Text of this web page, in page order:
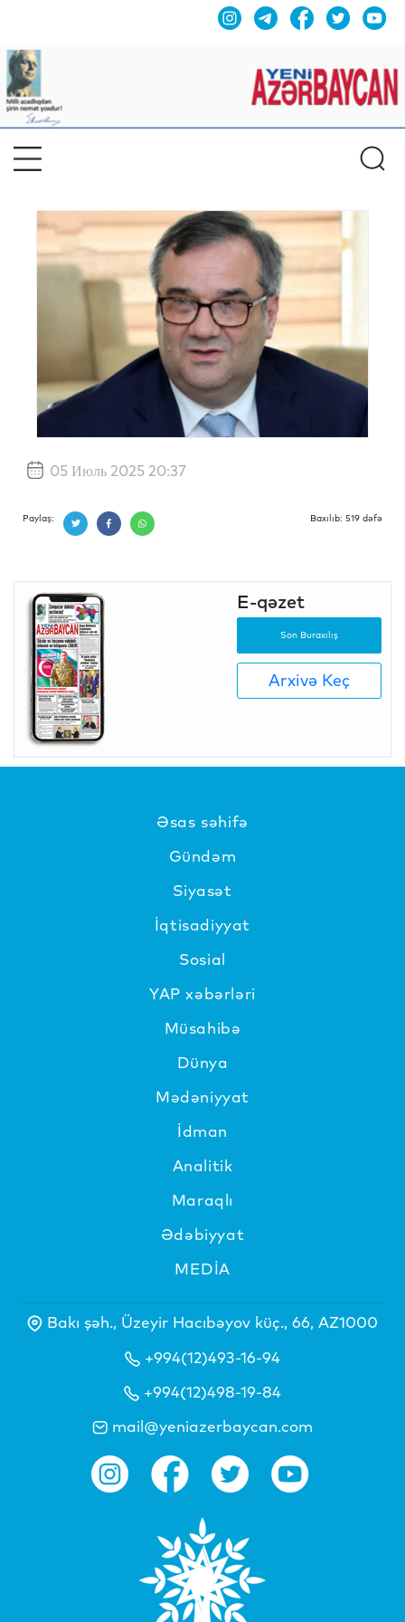
05 Июль 2025 20:37
Paylaş: Baxılıb: 519 dəfə
E-qəzet
Son Buraxılış
Arxivə Keç
Əsas səhifə
Gündəm
Siyasət
İqtisadiyyat
Sosial
YAP xəbərləri
Müsahibə
Dünya
Mədəniyyat
İdman
Analitik
Maraqlı
Ədəbiyyat
MEDİA
Bakı şəh., Üzeyir Hacıbəyov küç., 66, AZ1000
+994(12)493-16-94
+994(12)498-19-84
mail@yeniazerbaycan.com